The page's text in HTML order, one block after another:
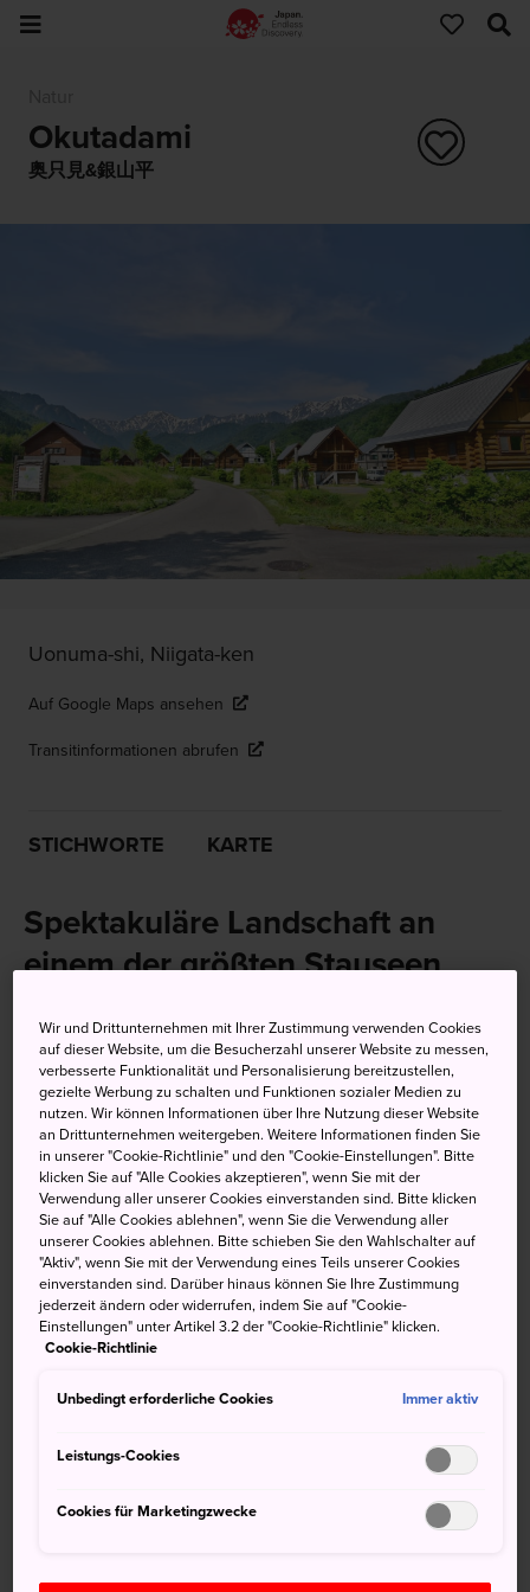
Okutadami
奥只見&銀山平
Uonuma-shi, Niigata-ken
Auf Google Maps ansehen
Transitinformationen abrufen
STICHWORTE KARTE
Spektakuläre Landschaft an
einem der größten Stauseen
Am Okutadami-See befindet sich das größte
Wasserkraftwerk in Japan. Der Stausee enthält 600
Millionen Tonnen Wasser. Er trägt auch die Namen Ginzan
oder Silbersee, da auf seinem Grund eine ehemalige
Silbermine und ein Dorf aus dem 18. Jahrhundert liegen.
Wir und Drittunternehmen mit Ihrer Zustimmung verwenden Cookies
auf dieser Website, um die Besucherzahl unserer Website zu messen,
verbesserte Funktionalität und Personalisierung bereitzustellen,
gezielte Werbung zu schalten und Funktionen sozialer Medien zu
nutzen. Wir können Informationen über Ihre Nutzung dieser Website
an Drittunternehmen weitergeben. Weitere Informationen finden Sie
in unserer "Cookie-Richtlinie" und den "Cookie-Einstellungen". Bitte
klicken Sie auf "Alle Cookies akzeptieren", wenn Sie mit der
Verwendung aller unserer Cookies einverstanden sind. Bitte klicken
Sie auf "Alle Cookies ablehnen", wenn Sie die Verwendung aller
unserer Cookies ablehnen. Bitte schieben Sie den Wahlschalter auf
"Aktiv", wenn Sie mit der Verwendung eines Teils unserer Cookies
einverstanden sind. Darüber hinaus können Sie Ihre Zustimmung
jederzeit ändern oder widerrufen, indem Sie auf "Cookie-
Einstellungen" unter Artikel 3.2 der "Cookie-Richtlinie" klicken.
Cookie-Richtlinie
Unbedingt erforderliche Cookies Immer aktiv
Leistungs-Cookies
Cookies für Marketingzwecke